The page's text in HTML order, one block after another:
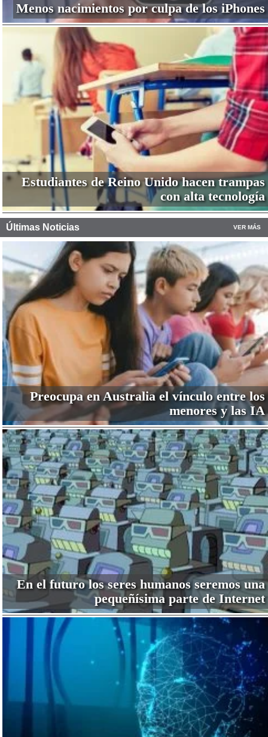
Menos nacimientos por culpa de los iPhones
Estudiantes de Reino Unido hacen trampas
con alta tecnología
Últimas Noticias VER MÁS
Preocupa en Australia el vínculo entre los
menores y las IA
En el futuro los seres humanos seremos una
pequeñísima parte de Internet